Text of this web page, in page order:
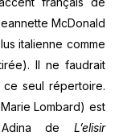
McDonald
italienne comme
Il ne faudrait
ce seul répertoire.
Lombard) est
Adina de L’elisir